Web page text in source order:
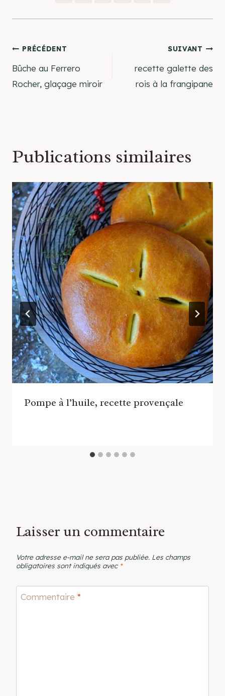
Navigation
de
PRÉCÉDENT
Bûche au Ferrero
Rocher, glaçage miroir
SUIVANT
recette galette des
rois à la frangipane
Publications similaires
Pompe à l’huile, recette provençale
Laisser un commentaire
Votre adresse e-mail ne sera pas publiée. Les champs
obligatoires sont indiqués avec *
Commentaire *